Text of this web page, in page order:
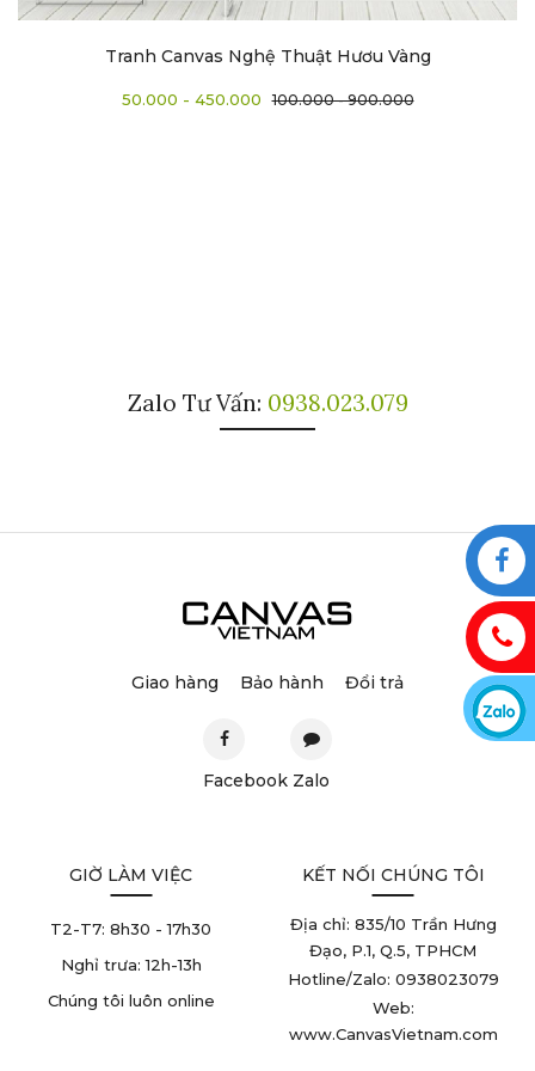
Tranh Canvas Nghệ Thuật Hươu Vàng
50.000 - 450.000 100.000 - 900.000
Zalo Tư Vấn: 0938.023.079
Giao hàng Bảo hành Đổi trả
Facebook Zalo
GIỜ LÀM VIỆC
T2-T7: 8h30 - 17h30
Nghỉ trưa: 12h-13h
Chúng tôi luôn online
KẾT NỐI CHÚNG TÔI
Địa chỉ: 835/10 Trần Hưng
Đạo, P.1, Q.5, TPHCM
Hotline/Zalo: 0938023079
Web:
www.CanvasVietnam.com